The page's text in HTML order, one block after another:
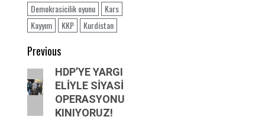
Demokrasicilik oyunu
Kars
Kayyım
KKP Kurdistan
Post
navigation
Previous
Previous
post:
HDP’YE YARGI
ELİYLE SİYASİ
OPERASYONU
KINIYORUZ!